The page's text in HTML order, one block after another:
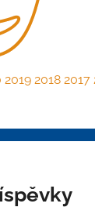
2019 2018 2017